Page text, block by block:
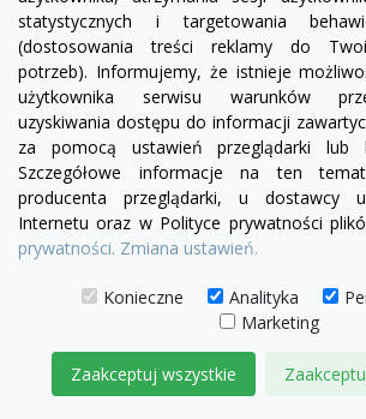
statystycznych i targetowania
(dostosowania treści reklamy do
potrzeb). Informujemy, że istnieje
użytkownika serwisu warunków
uzyskiwania dostępu do informacji
za pomocą ustawień przeglądarki lub
Szczegółowe informacje na ten
producenta przeglądarki, u dostawcy
Internetu oraz w Polityce prywatności
prywatności. Zmiana ustawień.
Konieczne Analityka
Marketing
Zaakceptuj wszystkie